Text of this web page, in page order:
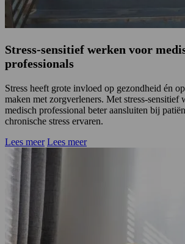
Stress-sensitief werken voor
professionals
Stress heeft grote invloed op gezondheid én
maken met zorgverleners. Met stress-sensitief
medisch professional beter aansluiten bij
chronische stress ervaren.
Lees meer Lees meer